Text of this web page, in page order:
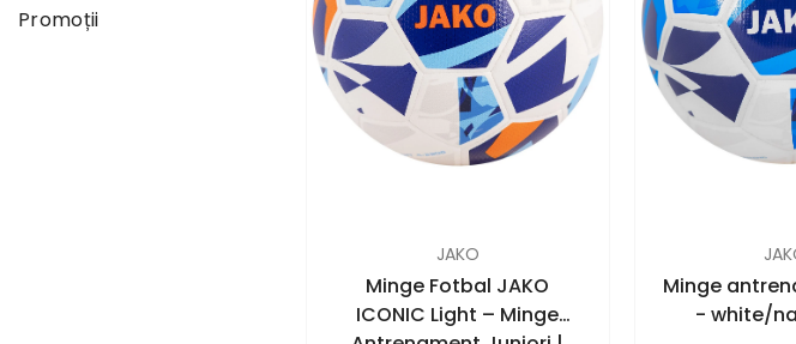
Promoții
JAKO
Minge Fotbal JAKO
ICONIC Light – Minge
Minge
- white/